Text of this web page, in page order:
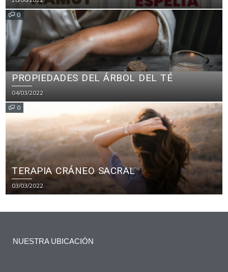
0
PROPIEDADES DEL ÁRBOL DEL TÉ
04/03/2022
0
TERAPIA CRÁNEO SACRAL
03/03/2022
NUESTRA UBICACIÓN